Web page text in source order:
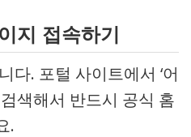
지 접속하기
다. 포털 사이트에서 ‘어
색해서 반드시 공식 홈
.